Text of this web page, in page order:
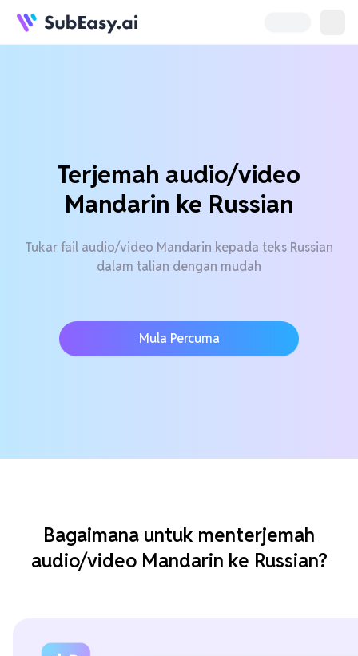
Terjemah audio/video
Mandarin ke Russian
Tukar fail audio/video Mandarin kepada teks Russian
dalam talian dengan mudah
Mula Percuma
Bagaimana untuk menterjemah
audio/video Mandarin ke Russian?